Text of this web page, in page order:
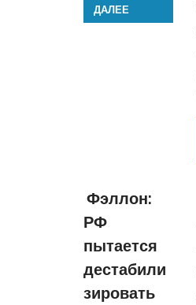
ДАЛЕЕ
Фэллон:
РФ
пытается
дестабили
зировать